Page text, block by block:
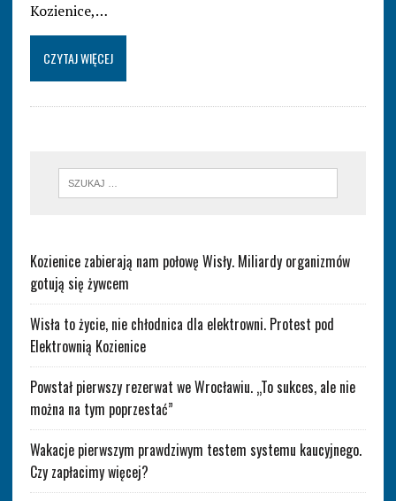
Kozienice,…
CZYTAJ WIĘCEJ
Kozienice zabierają nam połowę Wisły. Miliardy organizmów
gotują się żywcem
Wisła to życie, nie chłodnica dla elektrowni. Protest pod
Elektrownią Kozienice
Powstał pierwszy rezerwat we Wrocławiu. „To sukces, ale nie
można na tym poprzestać”
Wakacje pierwszym prawdziwym testem systemu kaucyjnego.
Czy zapłacimy więcej?